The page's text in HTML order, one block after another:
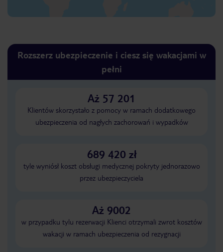
Rozszerz ubezpieczenie i ciesz się wakacjami w
pełni
Aż 57 201
Klientów skorzystało z pomocy w ramach dodatkowego
ubezpieczenia od nagłych zachorowań i wypadków
689 420 zł
tyle wyniósł koszt obsługi medycznej pokryty jednorazowo
przez ubezpieczyciela
Aż 9002
w przypadku tylu rezerwacji Klienci otrzymali zwrot kosztów
wakacji w ramach ubezpieczenia od rezygnacji